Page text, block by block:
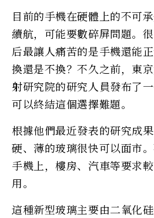
目前的手機在硬體上的不可
續航，可能要數碎屏問題。
后最讓人痛苦的是手機還能
換還是不換？不久之前，東
射研究院的研究人員發布了
可以終結這個選擇難題。
根據他們最近發表的研究成果
硬、薄的玻璃很快可以面市
手機上，樓房、汽車等要求
用。
這種新型玻璃主要由二氧化